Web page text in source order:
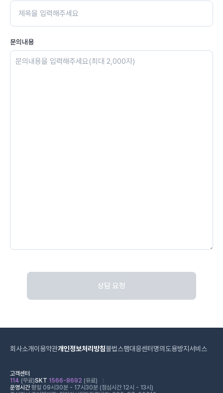
문의내용
상담 요청
회사소개이용약관개인정보처리방침불법스팸대응센터 명의도용방지서비스
고객센터
114 (무료)SKT 1566-8692 (유료)
운영시간평일 09시30분 - 17시30분 (점심시간 12시 - 13시)